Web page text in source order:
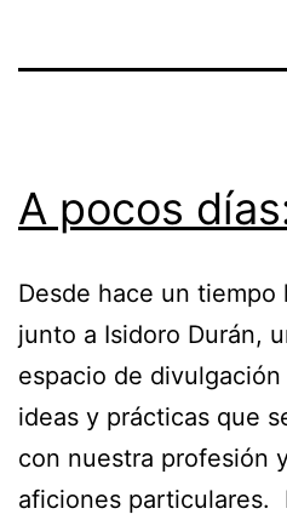
A pocos
Desde hace un
junto a Isidoro Durán,
espacio de
ideas y prácticas que
con nuestra profesión
aficiones particulares.